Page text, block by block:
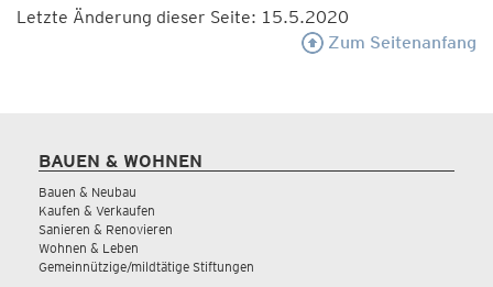
Letzte Änderung dieser Seite: 15.5.2020
Zum Seitenanfang
BAUEN & WOHNEN
Bauen & Neubau
Kaufen & Verkaufen
Sanieren & Renovieren
Wohnen & Leben
Gemeinnützige/mildtätige Stiftungen